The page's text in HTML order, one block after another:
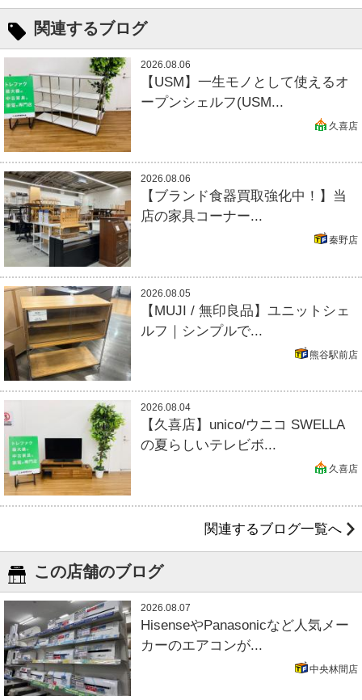
関連するブログ
2026.08.06
【USM】一生モノとして使えるオ
ープンシェルフ(USM...
久喜店
2026.08.06
【ブランド食器買取強化中！】当
店の家具コーナー...
秦野店
2026.08.05
【MUJI / 無印良品】ユニットシェ
ルフ｜シンプルで...
熊谷駅前店
2026.08.04
【久喜店】unico/ウニコ SWELLA
の夏らしいテレビボ...
久喜店
関連するブログ一覧へ
この店舗のブログ
2026.08.07
HisenseやPanasonicなど人気メー
カーのエアコンが...
中央林間店